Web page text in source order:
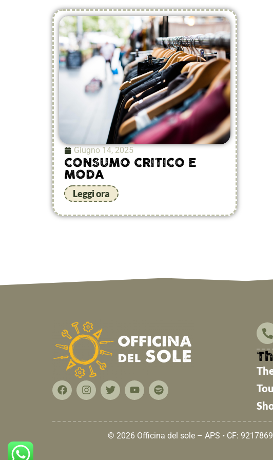
Giugno 14, 2025
CONSUMO CRITICO E
MODA
Leggi ora
© 2026 Officina del sole – APS • CF: